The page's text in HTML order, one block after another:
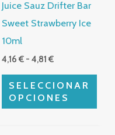
Juice Sauz Drifter Bar
Sweet Strawberry Ice
10ml
4,16€ - 4,81€
SELECCIONAR
OPCIONES
pueden
elegir
en
la
página
de